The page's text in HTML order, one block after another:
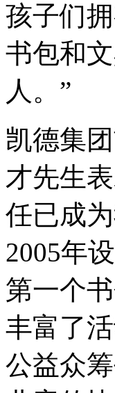
孩子们
书包和
人。”
凯德集
才先生
任已成
2005年
第一个
丰富了
公益众